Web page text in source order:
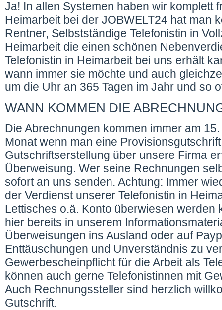
Ja! In allen Systemen haben wir komplett
Heimarbeit bei der JOBWELT24 hat man
Rentner, Selbstständige Telefonistin in
Heimarbeit die einen schönen
Telefonistin in Heimarbeit bei uns erhält
wann immer sie möchte und auch
um die Uhr an 365 Tagen im Jahr und so
WANN KOMMEN DIE
Die Abrechnungen kommen immer am
Monat wenn man eine
Gutschriftserstellung über unsere Firma
Überweisung. Wer seine Rechnungen
sofort an uns senden. Achtung: Immer
der Verdienst unserer Telefonistin in
Lettisches o.ä. Konto überwiesen
hier bereits in unserem
Überweisungen ins Ausland oder auf
Enttäuschungen und Unverständnis zu
Gewerbescheinpflicht für die Arbeit als
können auch gerne Telefonistinnen mit
Auch Rechnungssteller sind herzlich
Gutschrift.